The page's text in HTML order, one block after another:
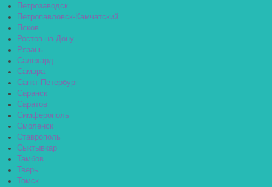
Петрозаводск
Петропавловск-Камчатский
Псков
Ростов-на-Дону
Рязань
Салехард
Самара
Санкт-Петербург
Саранск
Саратов
Симферополь
Смоленск
Ставрополь
Сыктывкар
Тамбов
Тверь
Томск